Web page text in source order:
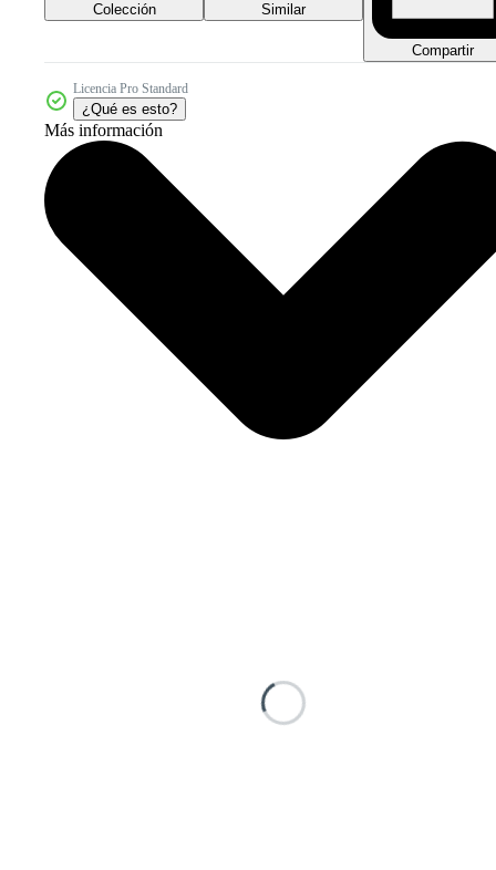
Colección Similar
Compartir
Licencia Pro Standard
¿Qué es esto?
Más información